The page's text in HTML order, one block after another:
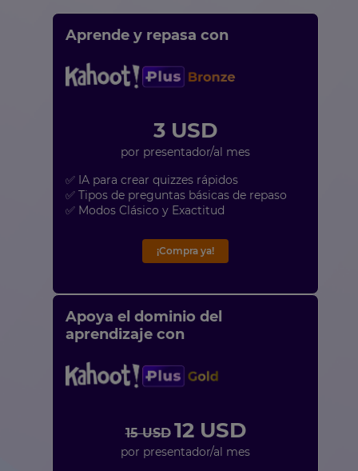
Aprende y repasa con
3 USD
por presentador/al mes
✅ IA para crear quizzes rápidos
✅ Tipos de preguntas básicas de repaso
✅ Modos Clásico y Exactitud
¡Compra ya!
Apoya el dominio del
aprendizaje con
15 USD 12 USD
por presentador/al mes